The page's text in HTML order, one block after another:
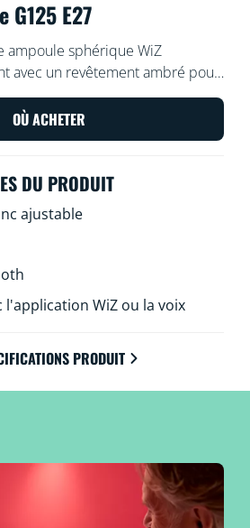
G125 E27
ampoule sphérique WiZ
avec un revêtement ambré pour
à vos lampes et luminaires.
ou votre voix pour varier
ou appliquer des modes
OÙ ACHETER
DU PRODUIT
ajustable
l'application WiZ ou la voix
PRODUIT